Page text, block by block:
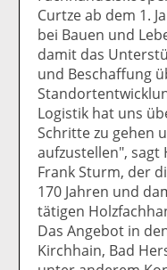
Curtze ab dem 1.
bei Bauen und
damit das
und Beschaffung
Logistik hat uns
Schritte zu gehen
aufzustellen", sagt
Frank Sturm, der
170 Jahren und
tätigen
Das Angebot in
Kirchhain, Bad